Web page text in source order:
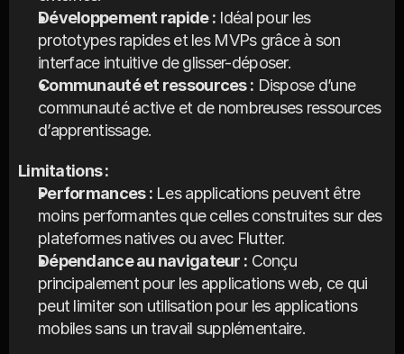
Développement rapide : Idéal pour les
prototypes rapides et les MVPs grâce à son
interface intuitive de glisser-déposer.
Communauté et ressources : Dispose d’une
communauté active et de nombreuses ressources
d’apprentissage.
Limitations :
Performances : Les applications peuvent être
moins performantes que celles construites sur des
plateformes natives ou avec Flutter.
Dépendance au navigateur : Conçu
principalement pour les applications web, ce qui
peut limiter son utilisation pour les applications
mobiles sans un travail supplémentaire.